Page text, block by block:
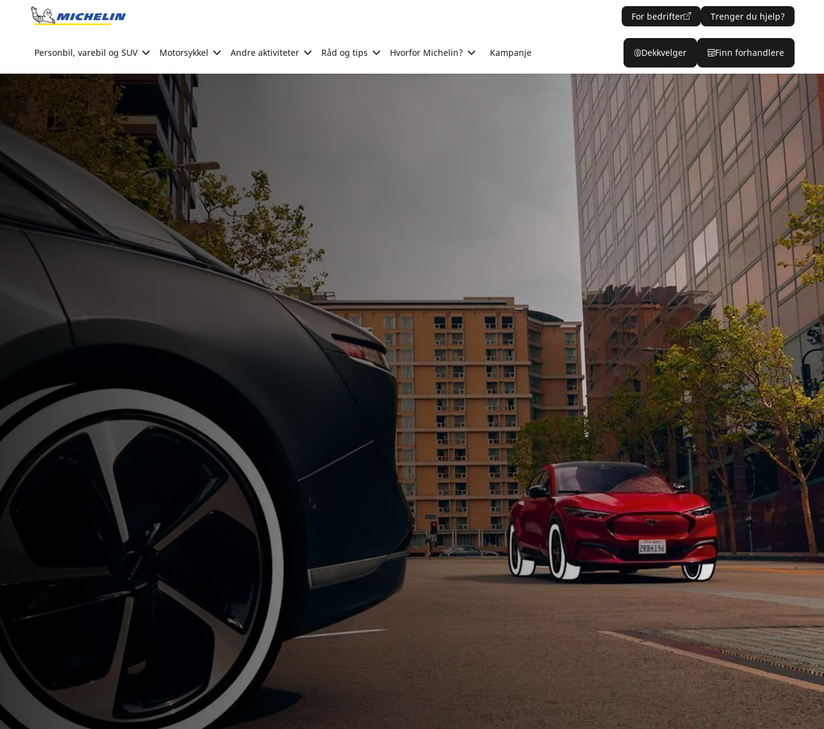
Go to page content
For bedrifter Trenger du hjelp?
Personbil, varebil og SUV Motorsykkel Andre aktiviteter Råd og tips Hvorfor Michelin? Kampanje Dekkvelger Finn forhandlere